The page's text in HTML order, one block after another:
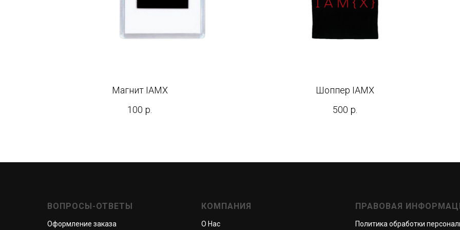
Магнит IAMX
100 р.
Шоппер IAMX
500 р.
ВОПРОСЫ-ОТВЕТЫ
Оформление заказа
КОМПАНИЯ
О Нас
ПРАВОВАЯ
Политика обработки